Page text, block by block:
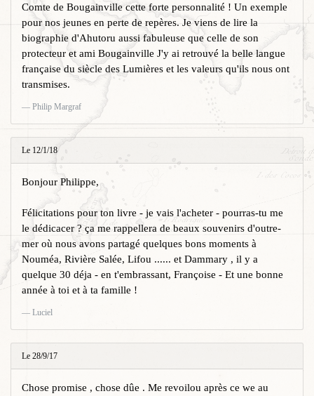
Comte de Bougainville cette forte personnalité ! Un exemple
pour nos jeunes en perte de repères. Je viens de lire la
biographie d'Ahutoru aussi fabuleuse que celle de son
protecteur et ami Bougainville J'y ai retrouvé la belle langue
française du siècle des Lumières et les valeurs qu'ils nous ont
transmises.
Philip Margraf
Le 12/1/18
Bonjour Philippe,
Félicitations pour ton livre - je vais l'acheter - pourras-tu me
le dédicacer ? ça me rappellera de beaux souvenirs d'outre-
mer où nous avons partagé quelques bons moments à
Nouméa, Rivière Salée, Lifou ...... et Dammary , il y a
quelque 30 déja - en t'embrassant, Françoise - Et une bonne
année à toi et à ta famille !
Luciel
Le 28/9/17
Chose promise , chose dûe . Me revoilou après ce we au